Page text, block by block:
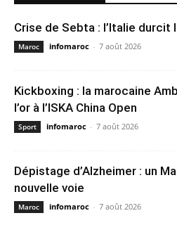
Crise de Sebta : l’Italie durcit
Maroc infomaroc - 7 août 2026
Kickboxing : la marocaine
l’or à l’ISKA China Open
Sport infomaroc - 7 août 2026
Dépistage d’Alzheimer : un
nouvelle voie
Maroc infomaroc - 7 août 2026